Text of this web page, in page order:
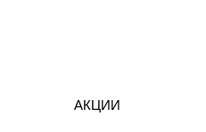
АКЦИИ